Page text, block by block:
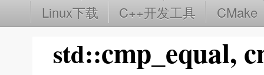
Linux下载
C++开发工具 CMake
std::cmp_equal,